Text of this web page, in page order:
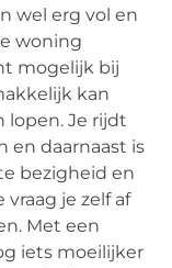
wel erg vol en
woning
mogelijk bij
kan
lopen. Je rijdt
en daarnaast is
bezigheid en
je zelf af
Met een
iets moeilijker